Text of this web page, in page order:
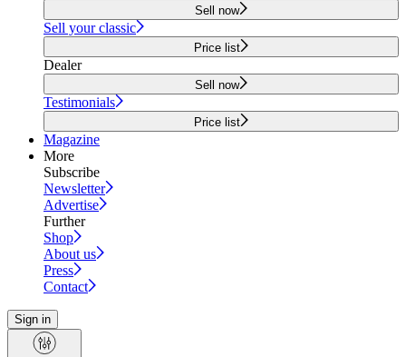
Sell now
Sell your classic
Price list
Dealer
Sell now
Testimonials
Price list
Magazine
More
Subscribe
Newsletter
Advertise
Further
Shop
About us
Press
Contact
Sign in